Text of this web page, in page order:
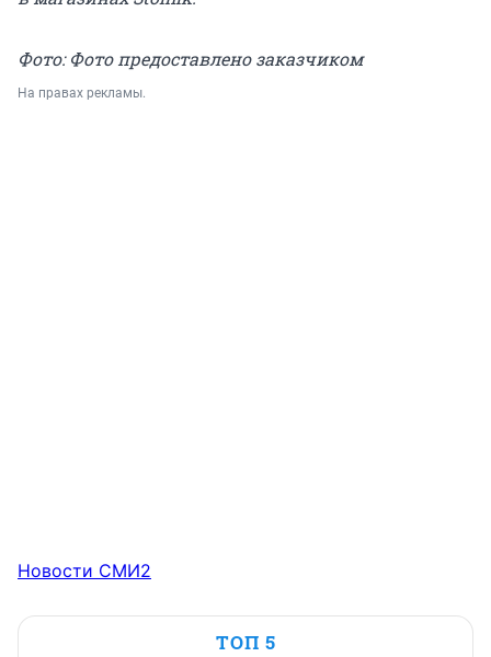
Фото: Фото предоставлено заказчиком
На правах рекламы.
Новости СМИ2
ТОП 5